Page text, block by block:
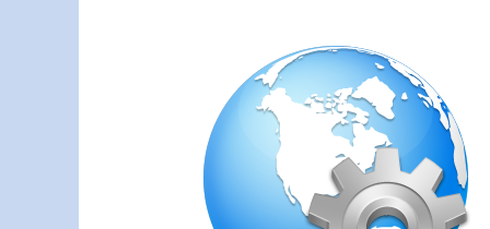
Webservices
Alternative
zu
fehlendem
.Net